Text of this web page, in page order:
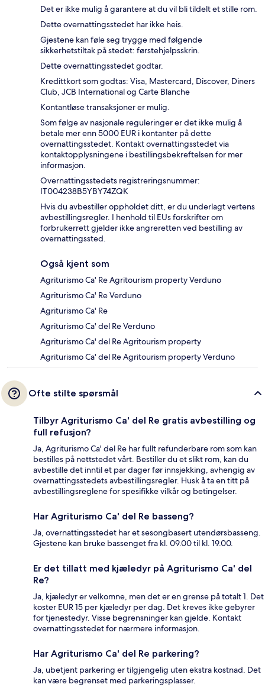
Det er ikke mulig å garantere at du vil bli tildelt et stille rom.
Dette overnattingsstedet har ikke heis.
Gjestene kan føle seg trygge med følgende
sikkerhetstiltak på stedet: førstehjelpsskrin.
Dette overnattingsstedet godtar.
Kredittkort som godtas: Visa, Mastercard, Discover, Diners
Club, JCB International og Carte Blanche
Kontantløse transaksjoner er mulig.
Som følge av nasjonale reguleringer er det ikke mulig å
betale mer enn 5000 EUR i kontanter på dette
overnattingsstedet. Kontakt overnattingsstedet via
kontaktopplysningene i bestillingsbekreftelsen for mer
informasjon.
Overnattingsstedets registreringsnummer:
IT004238B5YBY74ZQK
Hvis du avbestiller oppholdet ditt, er du underlagt vertens
avbestillingsregler. I henhold til EUs forskrifter om
forbrukerrett gjelder ikke angreretten ved bestilling av
overnattingssted.
Også kjent som
Agriturismo Ca' Re Agritourism property Verduno
Agriturismo Ca' Re Verduno
Agriturismo Ca' Re
Agriturismo Ca' del Re Verduno
Agriturismo Ca' del Re Agritourism property
Agriturismo Ca' del Re Agritourism property Verduno
Ofte stilte spørsmål
Tilbyr Agriturismo Ca' del Re gratis avbestilling og
full refusjon?
Ja, Agriturismo Ca' del Re har fullt refunderbare rom som kan
bestilles på nettstedet vårt. Bestiller du et slikt rom, kan du
avbestille det inntil et par dager før innsjekking, avhengig av
overnattingsstedets avbestillingsregler. Husk å ta en titt på
avbestillingsreglene for spesifikke vilkår og betingelser.
Har Agriturismo Ca' del Re basseng?
Ja, overnattingsstedet har et sesongbasert utendørsbasseng.
Gjestene kan bruke bassenget fra kl. 09.00 til kl. 19.00.
Er det tillatt med kjæledyr på Agriturismo Ca' del
Re?
Ja, kjæledyr er velkomne, men det er en grense på totalt 1. Det
koster EUR 15 per kjæledyr per dag. Det kreves ikke gebyrer
for tjenestedyr. Visse begrensninger kan gjelde. Kontakt
overnattingsstedet for nærmere informasjon.
Har Agriturismo Ca' del Re parkering?
Ja, ubetjent parkering er tilgjengelig uten ekstra kostnad. Det
kan være begrenset med parkeringsplasser.